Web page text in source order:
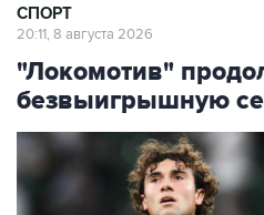
СПОРТ
20:11, 8 августа 2026
"Локомотив"
безвыигрышную